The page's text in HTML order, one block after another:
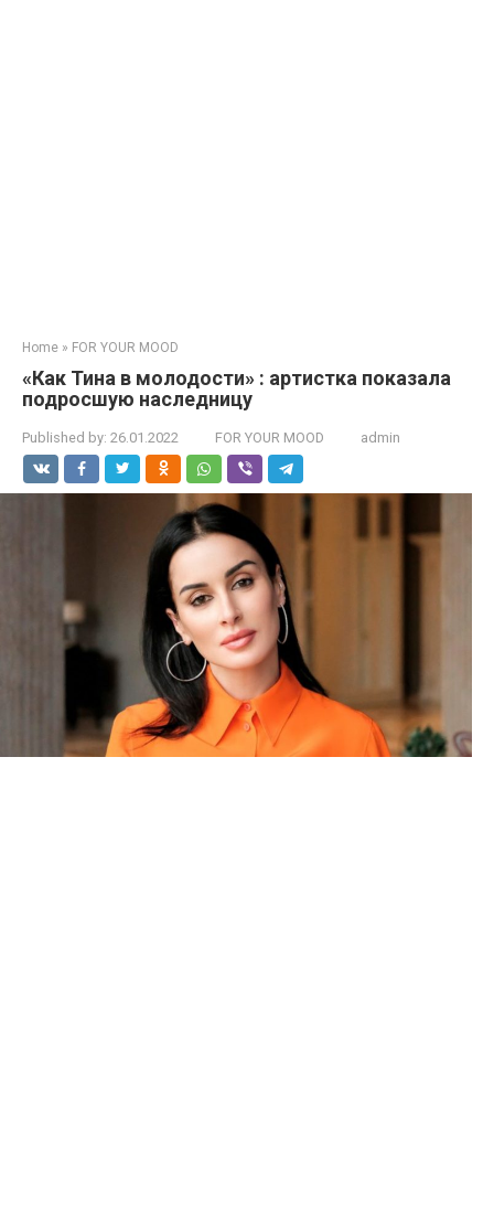
Home » FOR YOUR MOOD
«Как Тина в молодости» : артистка показала
подросшую наследницу
Published by: 26.01.2022 FOR YOUR MOOD admin